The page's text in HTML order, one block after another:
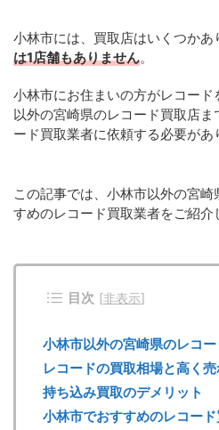
小林市には、買取店はいくつかあ
は1店舗もありません。
小林市にお住まいの方がレコー
以外の宮崎県のレコード買取店
ード買取業者に依頼する必要があ
この記事では、小林市以外の宮
すめのレコード買取業者をご紹介
目次 [非表示]
小林市以外の宮崎県のレコ
レコードの買取相場と高く
持ち込み買取のデメリット
小林市でおすすめのレコー